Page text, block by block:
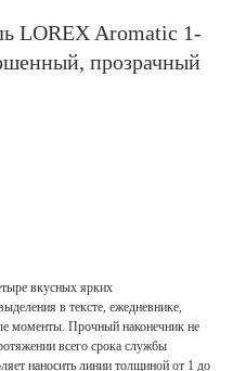
LOREX Aromatic 1-
прозрачный
вкусных ярких
в тексте, ежедневнике,
моменты. Прочный наконечник не
всего срока службы
наносить линии толщиной от 1 до